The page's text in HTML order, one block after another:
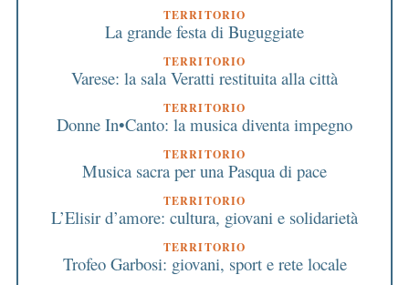
TERRITORIO
La grande festa di Buguggiate
TERRITORIO
Varese: la sala Veratti restituita alla città
TERRITORIO
Donne In•Canto: la musica diventa impegno
TERRITORIO
Musica sacra per una Pasqua di pace
TERRITORIO
L’Elisir d’amore: cultura, giovani e solidarietà
TERRITORIO
Trofeo Garbosi: giovani, sport e rete locale